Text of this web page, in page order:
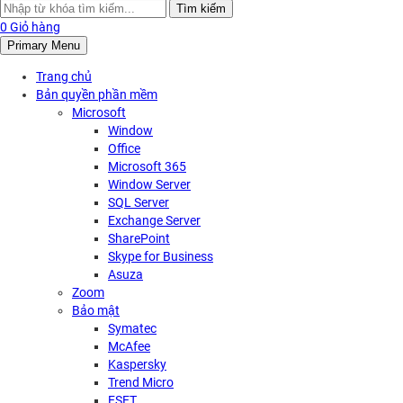
Search
for:
Tìm kiếm
0 Giỏ hàng
Primary Menu
Trang chủ
Bản quyền phần mềm
Microsoft
Window
Office
Microsoft 365
Window Server
SQL Server
Exchange Server
SharePoint
Skype for Business
Asuza
Zoom
Bảo mật
Symatec
McAfee
Kaspersky
Trend Micro